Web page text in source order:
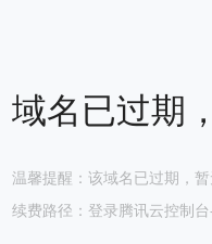
域名已过期
温馨提醒：该域名已过期，
续费路径：登录腾讯云控制